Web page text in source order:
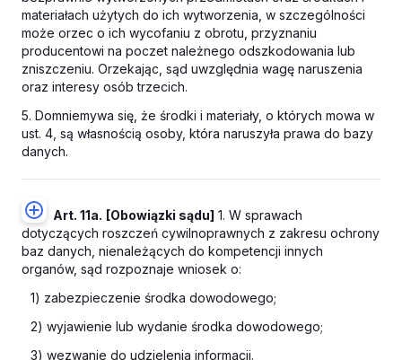
materiałach użytych do ich wytworzenia, w szczególności
może orzec o ich wycofaniu z obrotu, przyznaniu
producentowi na poczet należnego odszkodowania lub
zniszczeniu. Orzekając, sąd uwzględnia wagę naruszenia
oraz interesy osób trzecich.
5. Domniemywa się, że środki i materiały, o których mowa w
ust. 4, są własnością osoby, która naruszyła prawa do bazy
danych.
Art. 11a. [Obowiązki sądu] 1. W sprawach
dotyczących roszczeń cywilnoprawnych z zakresu ochrony
baz danych, nienależących do kompetencji innych
organów, sąd rozpoznaje wniosek o:
1) zabezpieczenie środka dowodowego;
2) wyjawienie lub wydanie środka dowodowego;
3) wezwanie do udzielenia informacji.